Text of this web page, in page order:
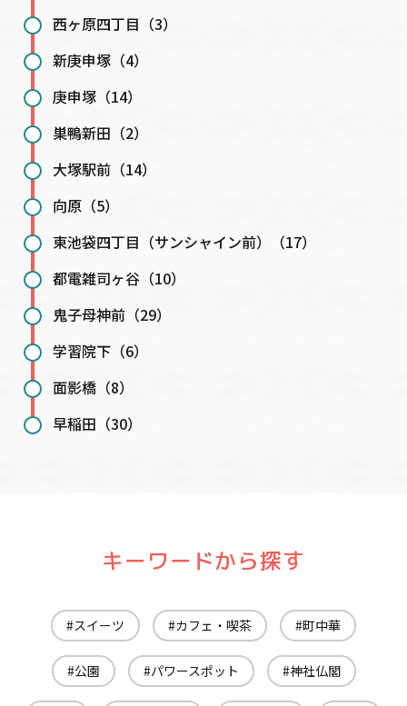
西ヶ原四丁目（3）
新庚申塚（4）
庚申塚（14）
巣鴨新田（2）
大塚駅前（14）
向原（5）
東池袋四丁目（サンシャイン前）（17）
都電雑司ヶ谷（10）
鬼子母神前（29）
学習院下（6）
面影橋（8）
早稲田（30）
キーワードから探す
スイーツ カフェ・喫茶 町中華
公園 パワースポット 神社仏閣